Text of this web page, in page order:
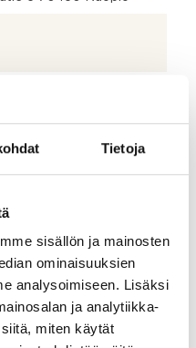
Tietoja
sisällön ja mainosten
ominaisuuksien
analysoimiseen. Lisäksi
ja analytiikka-
miten käytät